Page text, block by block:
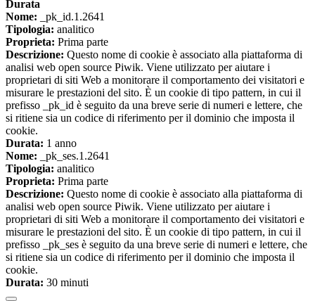
Durata
Nome: _pk_id.1.2641
Tipologia: analitico
Proprieta: Prima parte
Descrizione: Questo nome di cookie è associato alla piattaforma di
analisi web open source Piwik. Viene utilizzato per aiutare i
proprietari di siti Web a monitorare il comportamento dei visitatori e
misurare le prestazioni del sito. È un cookie di tipo pattern, in cui il
prefisso _pk_id è seguito da una breve serie di numeri e lettere, che
si ritiene sia un codice di riferimento per il dominio che imposta il
cookie.
Durata: 1 anno
Nome: _pk_ses.1.2641
Tipologia: analitico
Proprieta: Prima parte
Descrizione: Questo nome di cookie è associato alla piattaforma di
analisi web open source Piwik. Viene utilizzato per aiutare i
proprietari di siti Web a monitorare il comportamento dei visitatori e
misurare le prestazioni del sito. È un cookie di tipo pattern, in cui il
prefisso _pk_ses è seguito da una breve serie di numeri e lettere, che
si ritiene sia un codice di riferimento per il dominio che imposta il
cookie.
Durata: 30 minuti